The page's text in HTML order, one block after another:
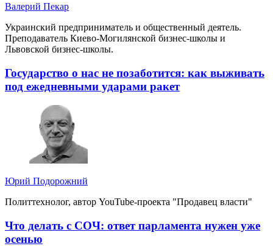
Валерий Пекар
Украинский предприниматель и общественный деятель.
Преподаватель Киево-Могилянской бизнес-школы и
Львовской бизнес-школы.
Государство о нас не позаботится: как выживать
под ежедневными ударами ракет
Юрий Подорожний
Политтехнолог, автор YouTube-проекта "Продавец власти"
Что делать с СОЧ: ответ парламента нужен уже
осенью